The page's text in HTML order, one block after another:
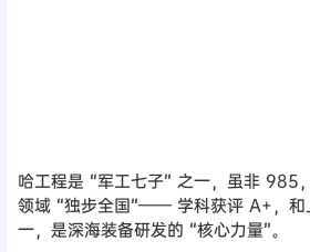
哈工程是 “军工七子” 之一，虽非 985
领域 “独步全国”—— 学科获评 A+，和
一，是深海装备研发的 “核心力量”。